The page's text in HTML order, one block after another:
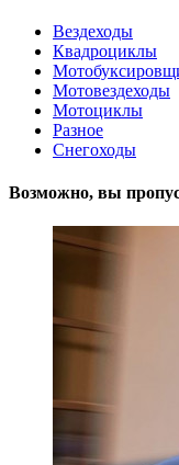
Вездеходы
Квадроциклы
Мотовездеходы
Мотоциклы
Разное
Снегоходы
Возможно, вы